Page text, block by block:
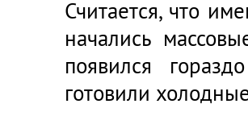
Считается, что
начались
появился
готовили